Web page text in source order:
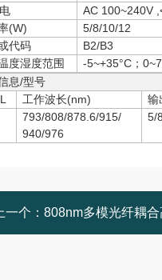
AC 100~240V
(W)
5/8/10/12
代码
B2/B3
度湿度范围
-5~+35°C；
息/型号
工作波长(nm) 输
793/808/878.6/915/
940/976
5/
一个： 808nm多模光纤耦